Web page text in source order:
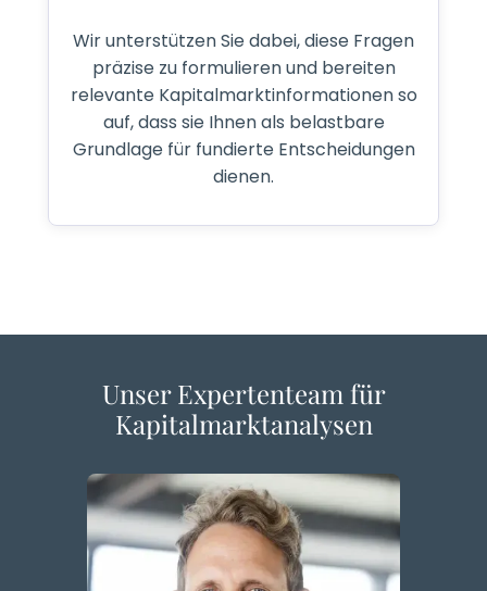
Wir unterstützen Sie dabei, diese Fragen
präzise zu formulieren und bereiten
relevante Kapitalmarktinformationen so
auf, dass sie Ihnen als belastbare
Grundlage für fundierte Entscheidungen
dienen.
Unser Expertenteam für
Kapitalmarktanalysen